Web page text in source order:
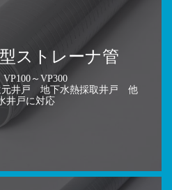
ストレーナ管
～VP300
井戸 地下水熱採取井戸 他
井戸に対応